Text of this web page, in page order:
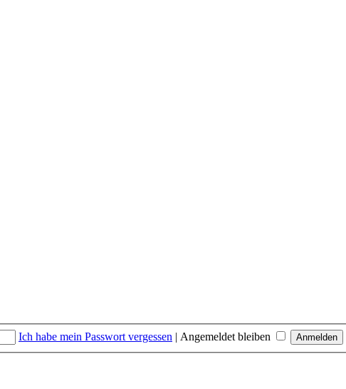
Ich habe mein Passwort vergessen | Angemeldet bleiben